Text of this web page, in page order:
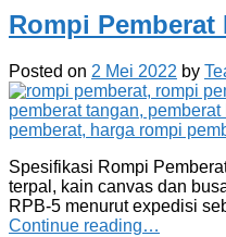
Rompi Pemberat
Posted on 2 Mei 2022 by
Spesifikasi Rompi
terpal, kain canvas dan
RPB-5 menurut expedisi
Continue reading…